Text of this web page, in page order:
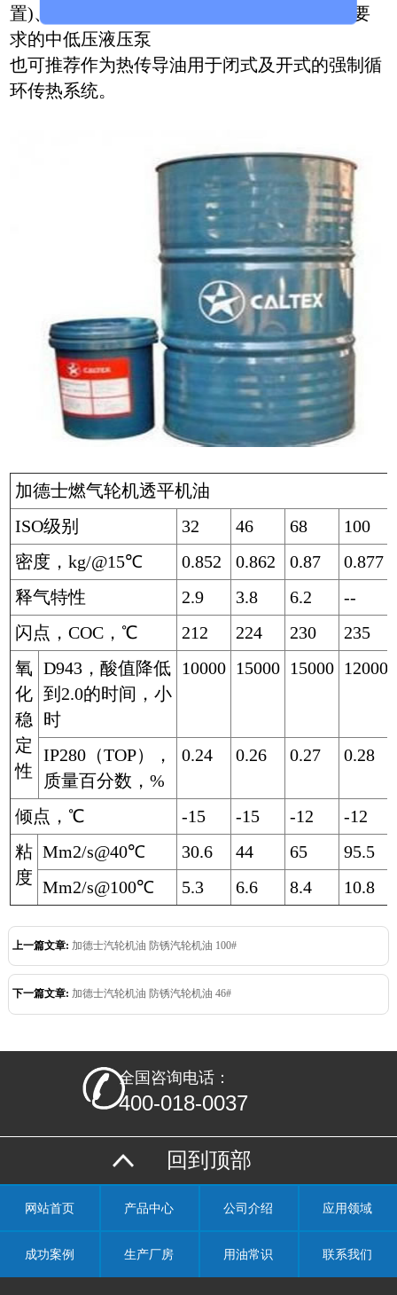
置)、输送机、电动机及对抗磨损特性无特殊要
求的中低压液压泵
也可推荐作为热传导油用于闭式及开式的强制循
环传热系统。
加德士燃气轮机透平机油
ISO级别
32 46 68
100
密度，kg/@15℃
0.852 0.862 0.87
0.877
释气特性
2.9 3.8 6.2
--
闪点，COC，℃
212 224 230
235
氧
化
稳
定
性
D943，酸值降低
到2.0的时间，小
时
10000 15000 15000
IP280（TOP），
质量百分数，%
0.24 0.26 0.27 0.28
倾点，℃ -15 -15 -12
-12
粘
度
Mm2/s@40℃ 30.6 44 65
95.5
Mm2/s@100℃
5.3 6.6 8.4 10.8
上一篇文章: 加德士汽轮机油 防锈汽轮机油 100#
下一篇文章: 加德士汽轮机油 防锈汽轮机油 46#
全国咨询电话：
400-018-0037
回到顶部
网站首页 产品中心 公司介绍 应用领域
成功案例 生产厂房 用油常识 联系我们